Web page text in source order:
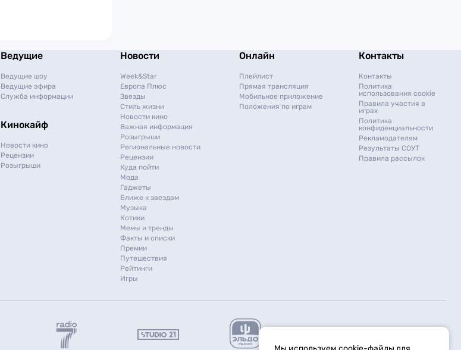
Ведущие
Ведущие шоу
Ведущие эфира
Служба информации
Кинокайф
Новости кино
Рецензии
Розыгрыши
Новости
Week&Star
Европа Плюс
Звезды
Стиль жизни
Новости кино
Важная информация
Розыгрыши
Региональные новости
Рецензии
Куда пойти
Мода
Гаджеты
Ближе к звездам
Музыка
Котики
Мемы и тренды
Факты и списки
Премии
Путешествия
Рейтинги
Игры
Онлайн
Плейлист
Прямая трансляция
Мобильное приложение
Положения по играм
Контакты
Контакты
Политика
использования cookie
Правила участия в
играх
Политика
конфиденциальности
Рекламодателям
Результаты СОУТ
Правила рассылок